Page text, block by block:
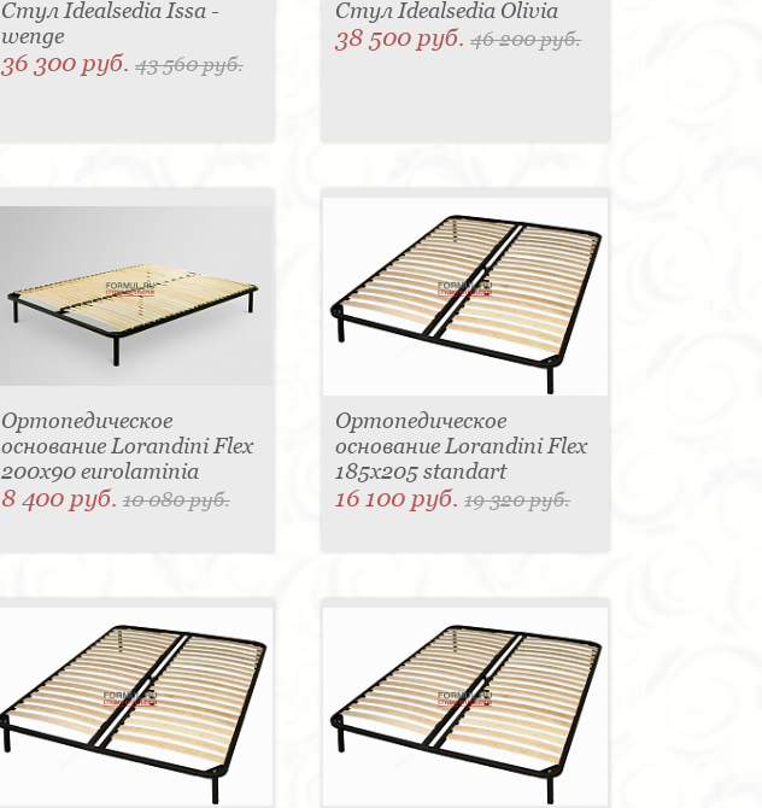
Стул Idealsedia Issa -
wenge
36 300 руб. 43 560 руб.
Стул Idealsedia Olivia
38 500 руб.46 200 руб.
Ортопедическое
основание Lorandini Flex
200x90 eurolaminia
8 400 руб. 10 080 руб.
Ортопедическое
основание Lorandini Flex
185x205 standart
16 100 руб.19 320 руб.